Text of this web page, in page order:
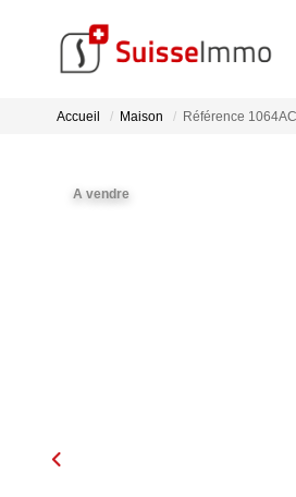
Accueil Maison Référence 1064AC
A vendre